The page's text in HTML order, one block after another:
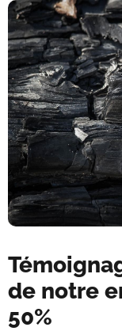
de notre
50%